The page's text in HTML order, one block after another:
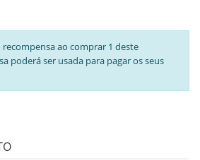
recompensa ao comprar 1 deste
poderá ser usada para pagar os seus